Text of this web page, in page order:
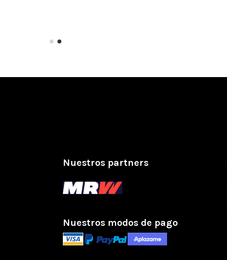
Nuestros partners
Nuestros modos de pago